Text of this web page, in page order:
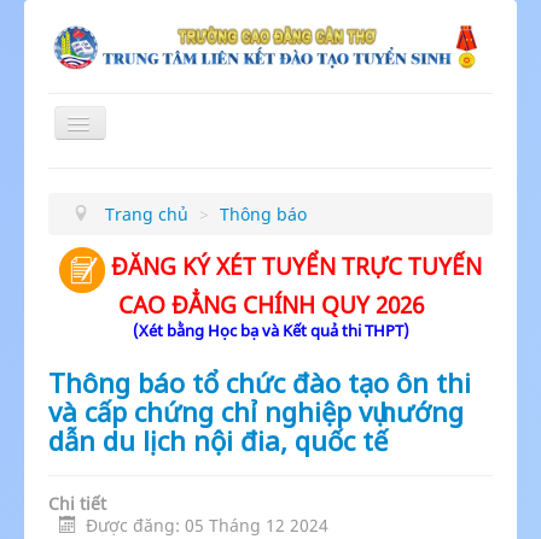
Toggle
Trang chủ > Thông báo
ĐĂNG KÝ XÉT TUYỂN TRỰC TUYẾN
CAO ĐẲNG CHÍNH QUY 2026
(Xét bằng Học bạ và Kết quả thi THPT)
Thông báo tổ chức đào tạo ôn thi
và cấp chứng chỉ nghiệp vụ hướng
dẫn du lịch nội đia, quốc tế
Chi tiết
Được đăng: 05 Tháng 12 2024